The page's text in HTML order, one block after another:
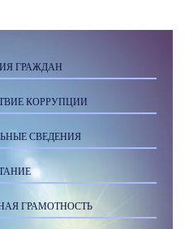
ГРАЖДАН
КОРРУПЦИИ
СВЕДЕНИЯ
ГРАМОТНОСТЬ